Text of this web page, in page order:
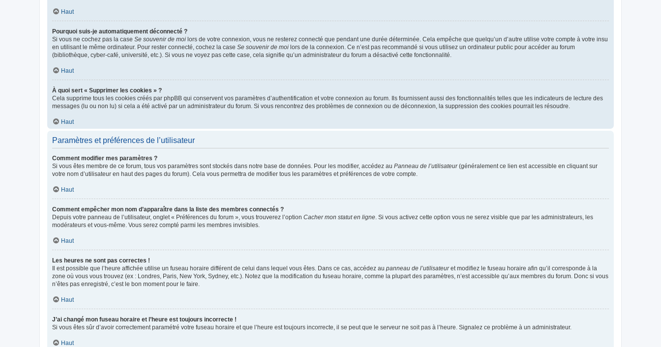
Haut
Pourquoi suis-je automatiquement déconnecté ?
Si vous ne cochez pas la case Se souvenir de moi lors de votre connexion, vous ne resterez connecté que pendant une durée déterminée. Cela empêche que quelqu’un d’autre utilise votre compte à votre insu
en utilisant le même ordinateur. Pour rester connecté, cochez la case Se souvenir de moi lors de la connexion. Ce n’est pas recommandé si vous utilisez un ordinateur public pour accéder au forum
(bibliothèque, cyber-café, université, etc.). Si vous ne voyez pas cette case, cela signifie qu’un administrateur du forum a désactivé cette fonctionnalité.
Haut
À quoi sert « Supprimer les cookies » ?
Cela supprime tous les cookies créés par phpBB qui conservent vos paramètres d’authentification et votre connexion au forum. Ils fournissent aussi des fonctionnalités telles que les indicateurs de lecture des
messages (lu ou non lu) si cela a été activé par un administrateur du forum. Si vous rencontrez des problèmes de connexion ou de déconnexion, la suppression des cookies pourrait les résoudre.
Haut
Paramètres et préférences de l’utilisateur
Comment modifier mes paramètres ?
Si vous êtes membre de ce forum, tous vos paramètres sont stockés dans notre base de données. Pour les modifier, accédez au Panneau de l’utilisateur(généralement ce lien est accessible en cliquant sur
votre nom d’utilisateur en haut des pages du forum). Cela vous permettra de modifier tous les paramètres et préférences de votre compte.
Haut
Comment empêcher mon nom d’apparaître dans la liste des membres connectés ?
Depuis votre panneau de l’utilisateur, onglet « Préférences du forum », vous trouverez l’option Cacher mon statut en ligne . Si vous activez cette option vous ne serez visible que par les administrateurs, les
modérateurs et vous-même. Vous serez compté parmi les membres invisibles.
Haut
Les heures ne sont pas correctes !
Il est possible que l’heure affichée utilise un fuseau horaire différent de celui dans lequel vous êtes. Dans ce cas, accédez au panneau de l’utilisateuret modifiez le fuseau horaire afin qu’il corresponde à la
zone où vous vous trouvez (ex : Londres, Paris, New York, Sydney, etc.). Notez que la modification du fuseau horaire, comme la plupart des paramètres, n’est accessible qu’aux membres du forum. Donc si vous
n’êtes pas enregistré, c’est le bon moment pour le faire.
Haut
J’ai changé mon fuseau horaire et l’heure est toujours incorrecte !
Si vous êtes sûr d’avoir correctement paramétré votre fuseau horaire et que l’heure est toujours incorrecte, il se peut que le serveur ne soit pas à l’heure. Signalez ce problème à un administrateur.
Haut